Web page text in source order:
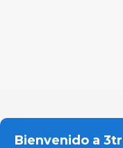
Bienvenido a